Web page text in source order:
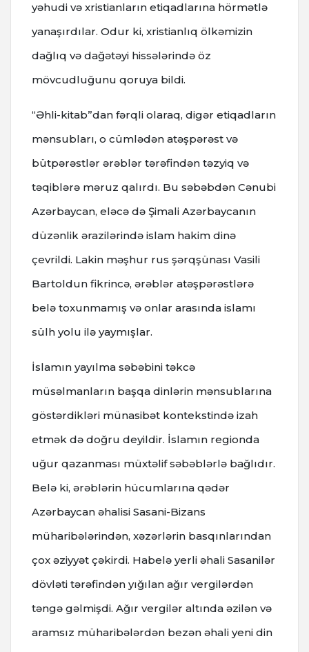
yəhudi və xristianların etiqadlarına hörmətlə
yanaşırdılar. Odur ki, xristianlıq ölkəmizin
dağlıq və dağətəyi hissələrində öz
mövcudluğunu qoruya bildi.
“Əhli-kitab”dan fərqli olaraq, digər etiqadların
mənsubları, o cümlədən atəşpərəst və
bütpərəstlər ərəblər tərəfindən təzyiq və
təqiblərə məruz qalırdı. Bu səbəbdən Cənubi
Azərbaycan, eləcə də Şimali Azərbaycanın
düzənlik ərazilərində islam hakim dinə
çevrildi. Lakin məşhur rus şərqşünası Vasili
Bartoldun fikrincə, ərəblər atəşpərəstlərə
belə toxunmamış və onlar arasında islamı
sülh yolu ilə yaymışlar.
İslamın yayılma səbəbini təkcə
müsəlmanların başqa dinlərin mənsublarına
göstərdikləri münasibət kontekstində izah
etmək də doğru deyildir. İslamın regionda
uğur qazanması müxtəlif səbəblərlə bağlıdır.
Belə ki, ərəblərin hücumlarına qədər
Azərbaycan əhalisi Sasani-Bizans
müharibələrindən, xəzərlərin basqınlarından
çox əziyyət çəkirdi. Habelə yerli əhali Sasanilər
dövləti tərəfindən yığılan ağır vergilərdən
təngə gəlmişdi. Ağır vergilər altında əzilən və
aramsız müharibələrdən bezən əhali yeni din